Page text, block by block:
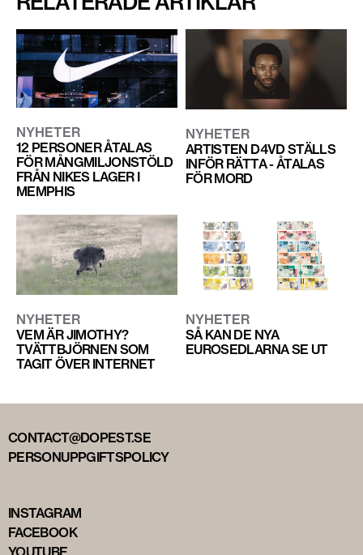
NYHETER
12 PERSONER ÅTALAS
FÖR MÅNGMILJONSTÖLD
FRÅN NIKES LAGER I
MEMPHIS
NYHETER
ARTISTEN D4VD STÄLLS
INFÖR RÄTTA - ÅTALAS
FÖR MORD
NYHETER
VEM ÄR JIMOTHY?
TVÄTTBJÖRNEN SOM
TAGIT ÖVER INTERNET
NYHETER
SÅ KAN DE NYA
EUROSEDLARNA SE UT
CONTACT@DOPEST.SE
PERSONUPPGIFTSPOLICY
INSTAGRAM
FACEBOOK